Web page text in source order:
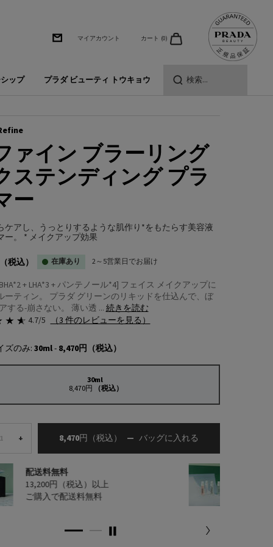
マイアカウント カート 0
ップ プラダ ビューティ トウキョウ 検索...
ァイン ブラーリング
ステンディング プラ
ー
ケアし、うっとりするような肌作り*をもたらす美容液
ー。 * メイクアップ効果
（税込） 在庫あり 2～5営業日でお届け
+ LHA*3 + パンテノール*4] フェイス メイクアップに
ーティン。 プラダ グリーンのリキッドを仕込んで、ぼ
する-崩さない。 薄い透 ...続きを読む
4.7/5 （3 件のレビューを見る）
ズのみ:30ml- 8,470円 （税込）
選択済み
30ml
8,470円
（税込）
, 1/1
+ 8,470円 （税込） ― バッグに入れる
配送料無料
13,200円（税込）以上
ご購入で配送料無料